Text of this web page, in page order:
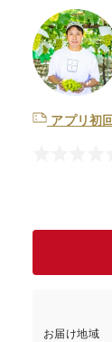
アプリ初
お届け地域